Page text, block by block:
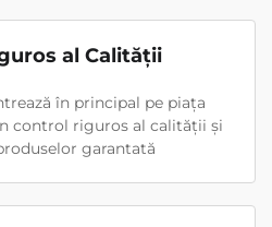
al Calității
în principal pe piața
control riguros al calității și
garantată